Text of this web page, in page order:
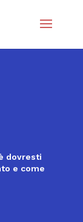
dovresti
e come